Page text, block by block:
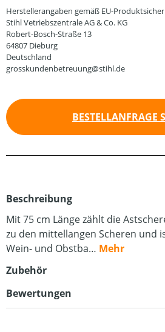
Herstellerangaben gemäß EU-
Stihl Vetriebszentrale AG & Co. KG
Robert-Bosch-Straße 13
64807 Dieburg
Deutschland
grosskundenbetreuung@stihl.de
BESTELLANFRAGE
Beschreibung
Mit 75 cm Länge zählt die
zu den mittellangen Scheren und
Wein- und Obstba… Mehr
Zubehör
Bewertungen